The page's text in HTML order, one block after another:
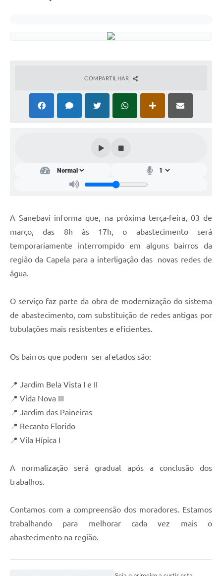
COMPARTILHAR
A Sanebavi informa que, na próxima terça-feira, 03 de
março, das 8h às 17h, o abastecimento será
temporariamente interrompido em alguns bairros da
região da Capela para a interligação das novas redes de
água.
O serviço faz parte da obra de modernização do sistema
de abastecimento, com substituição de redes antigas por
tubulações mais resistentes e eficientes.
Os bairros que podem ser afetados são:
📍 Jardim Bela Vista I e II
📍 Vida Nova III
📍 Jardim das Paineiras
📍 Recanto Florido
📍 Vila Hípica I
A normalização será gradual após a conclusão dos
trabalhos.
Contamos com a compreensão dos moradores. Estamos
trabalhando para melhorar cada vez mais o
abastecimento na região.